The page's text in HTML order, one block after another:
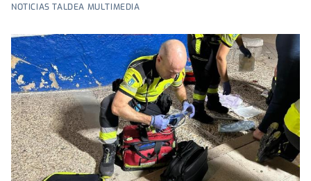
NOTICIAS TALDEA MULTIMEDIA